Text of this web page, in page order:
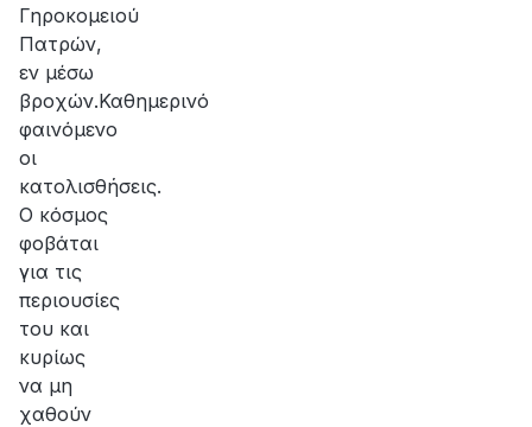
Γηροκομειού
Πατρών,
εν μέσω
βροχών.Καθημερινό
φαινόμενο
οι
κατολισθήσεις.
Ο κόσμος
φοβάται
για τις
περιουσίες
του και
κυρίως
να μη
χαθούν